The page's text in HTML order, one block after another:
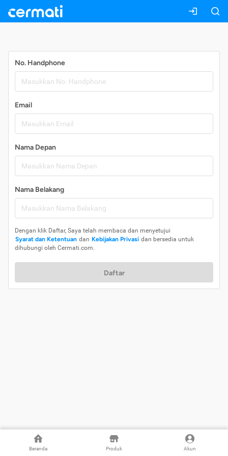
Beranda Produk Akun
No. Handphone
Email
Nama Depan
Nama Belakang
Dengan klik Daftar, Saya telah membaca dan menyetujui
Syarat dan Ketentuan dan Kebijakan Privasi dan bersedia untuk
dihubungi oleh Cermati.com.
Daftar